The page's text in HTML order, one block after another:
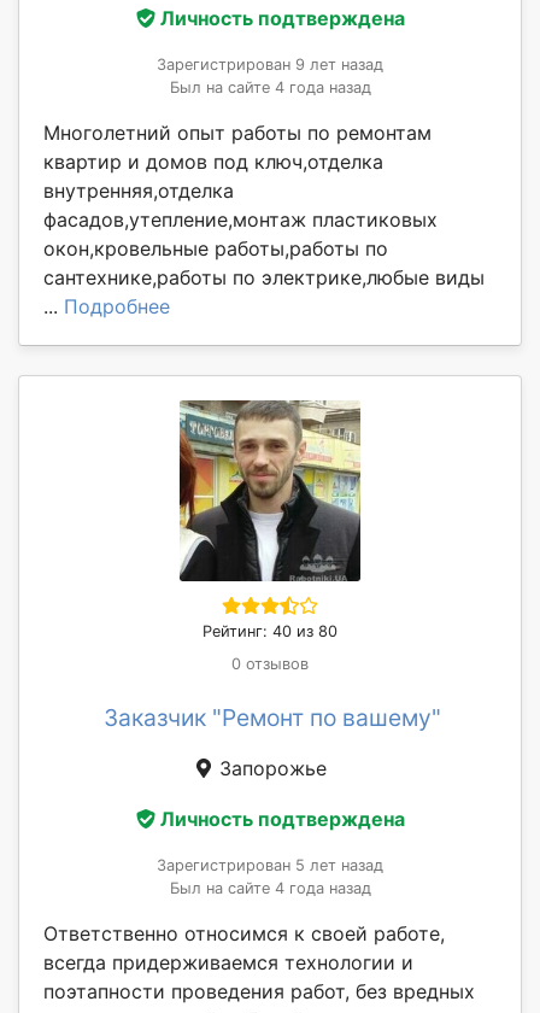
Личность подтверждена
Зарегистрирован 9 лет назад
Был на сайте 4 года назад
Многолетний опыт работы по ремонтам
квартир и домов под ключ,отделка
внутренняя,отделка
фасадов,утепление,монтаж пластиковых
окон,кровельные работы,работы по
сантехнике,работы по электрике,любые виды
... Подробнее
Рейтинг: 40 из 80
0 отзывов
Заказчик "Ремонт по вашему"
Запорожье
Личность подтверждена
Зарегистрирован 5 лет назад
Был на сайте 4 года назад
Ответственно относимся к своей работе,
всегда придерживаемся технологии и
поэтапности проведения работ, без вредных